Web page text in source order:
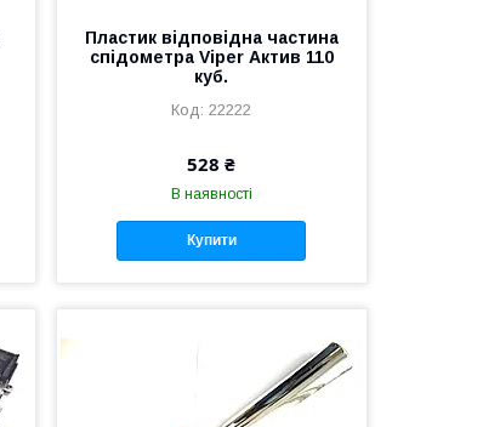
Пластик відповідна частина
спідометра Viper Актив 110
куб.
22222
528 ₴
В наявності
Купити